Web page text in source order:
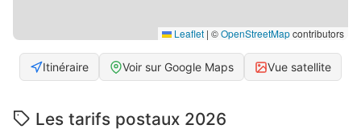
Leaflet | ©OpenStreetMapcontributors
Itinéraire Voir sur Google Maps Vue satellite
Les tarifs postaux 2026